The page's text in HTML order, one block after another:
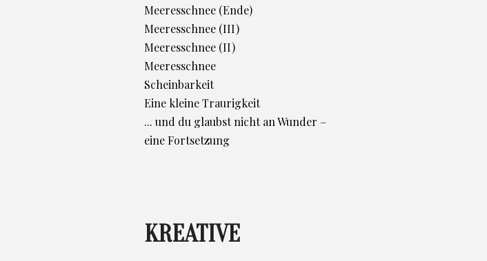
Meeresschnee (Ende)
Meeresschnee (III)
Meeresschnee (II)
Meeresschnee
Scheinbarkeit
Eine kleine Traurigkeit
... und du glaubst nicht an Wunder –
eine Fortsetzung
KREATIVE